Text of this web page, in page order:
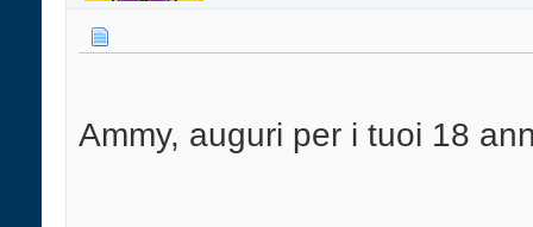
Ammy, auguri per i tuoi 18